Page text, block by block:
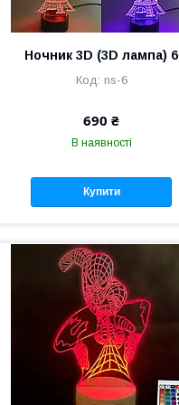
Ночник 3D (3D лампа) 6
ns-6
690 ₴
В наявності
Купити